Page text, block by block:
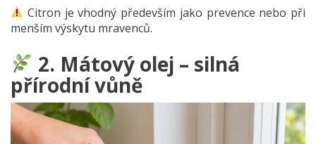
Citron je vhodný především jako prevence nebo při
menším výskytu mravenců.
2. Mátový olej – silná
přírodní vůně